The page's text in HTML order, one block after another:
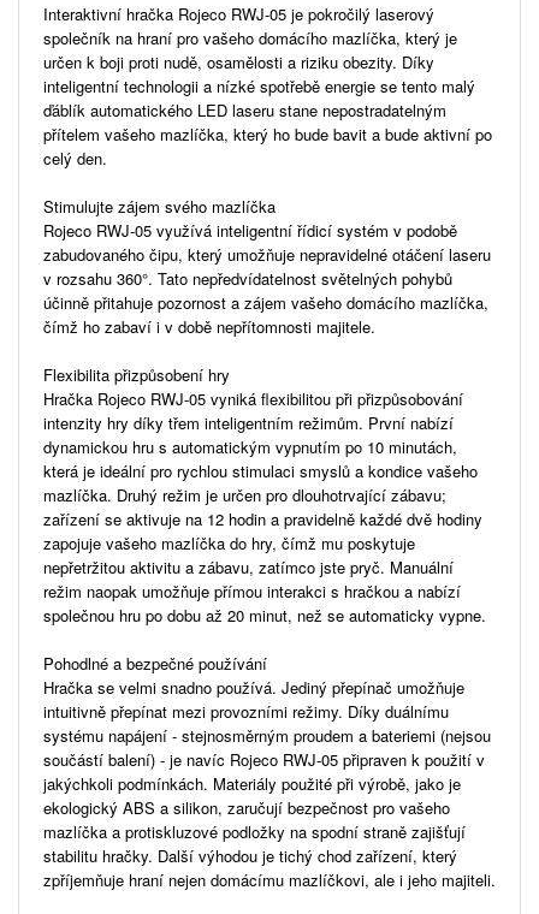
Interaktivní hračka Rojeco RWJ-05 je pokročilý laserový
společník na hraní pro vašeho domácího mazlíčka, který je
určen k boji proti nudě, osamělosti a riziku obezity. Díky
inteligentní technologii a nízké spotřebě energie se tento malý
ďáblík automatického LED laseru stane nepostradatelným
přítelem vašeho mazlíčka, který ho bude bavit a bude aktivní po
celý den.
Stimulujte zájem svého mazlíčka
Rojeco RWJ-05 využívá inteligentní řídicí systém v podobě
zabudovaného čipu, který umožňuje nepravidelné otáčení laseru
v rozsahu 360°. Tato nepředvídatelnost světelných pohybů
účinně přitahuje pozornost a zájem vašeho domácího mazlíčka,
čímž ho zabaví i v době nepřítomnosti majitele.
Flexibilita přizpůsobení hry
Hračka Rojeco RWJ-05 vyniká flexibilitou při přizpůsobování
intenzity hry díky třem inteligentním režimům. První nabízí
dynamickou hru s automatickým vypnutím po 10 minutách,
která je ideální pro rychlou stimulaci smyslů a kondice vašeho
mazlíčka. Druhý režim je určen pro dlouhotrvající zábavu;
zařízení se aktivuje na 12 hodin a pravidelně každé dvě hodiny
zapojuje vašeho mazlíčka do hry, čímž mu poskytuje
nepřetržitou aktivitu a zábavu, zatímco jste pryč. Manuální
režim naopak umožňuje přímou interakci s hračkou a nabízí
společnou hru po dobu až 20 minut, než se automaticky vypne.
Pohodlné a bezpečné používání
Hračka se velmi snadno používá. Jediný přepínač umožňuje
intuitivně přepínat mezi provozními režimy. Díky duálnímu
systému napájení - stejnosměrným proudem a bateriemi (nejsou
součástí balení) - je navíc Rojeco RWJ-05 připraven k použití v
jakýchkoli podmínkách. Materiály použité při výrobě, jako je
ekologický ABS a silikon, zaručují bezpečnost pro vašeho
mazlíčka a protiskluzové podložky na spodní straně zajišťují
stabilitu hračky. Další výhodou je tichý chod zařízení, který
zpříjemňuje hraní nejen domácímu mazlíčkovi, ale i jeho majiteli.